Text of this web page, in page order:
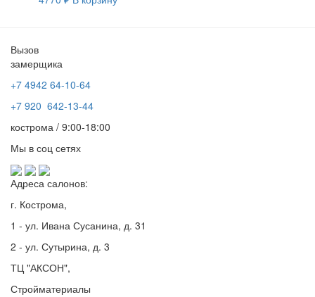
Вызов
замерщика
+7 4942 64-10-64
+7 920 642-13-44
кострома / 9:00-18:00
Мы в соц сетях
Адреса салонов:
г. Кострома,
1 - ул. Ивана Сусанина, д. 31
2 - ул. Сутырина, д. 3
ТЦ "АКСОН",
Стройматериалы